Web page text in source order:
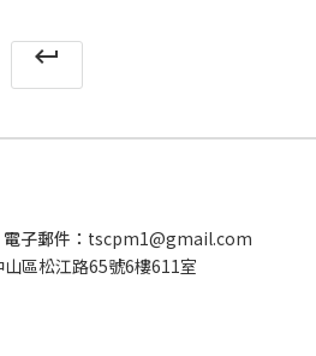
keyboard_return
電子郵件： tscpm1@gmail.com
區松江路65號6樓611室